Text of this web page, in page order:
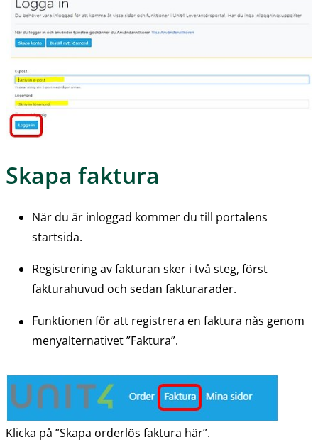
Skapa faktura
När du är inloggad kommer du till portalens
startsida.
Registrering av fakturan sker i två steg, först
fakturahuvud och sedan fakturarader.
Funktionen för att registrera en faktura nås genom
menyalternativet ”Faktura”.
Klicka på ”Skapa orderlös faktura här”.